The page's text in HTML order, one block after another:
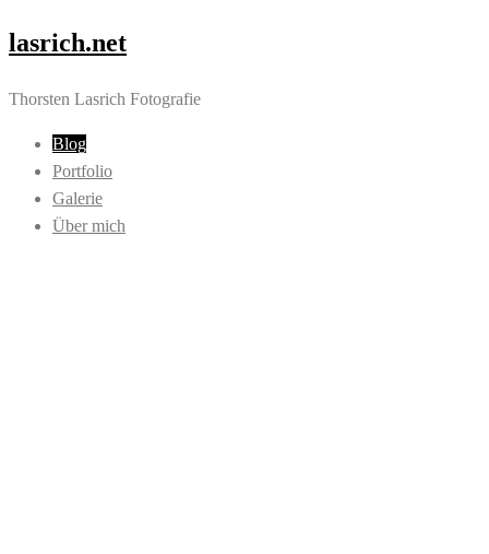
lasrich.net
Thorsten Lasrich Fotografie
Blog
Portfolio
Galerie
Über mich